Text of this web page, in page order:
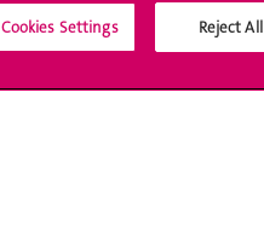
Cookies Settings Reject All